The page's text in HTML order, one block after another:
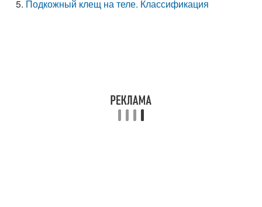
Подкожный клещ на теле. Классификация